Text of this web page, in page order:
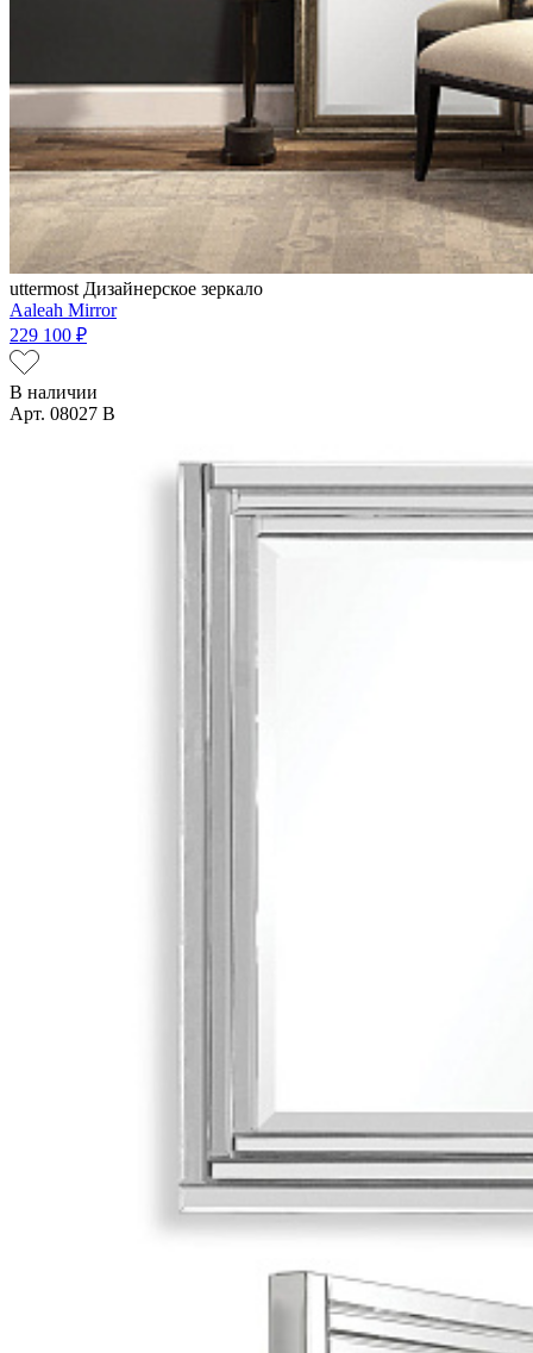
uttermost Дизайнерское зеркало
Aaleah Mirror
229 100 ₽
В наличии
Арт. 08027 B